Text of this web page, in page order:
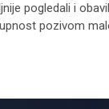
pogledali i
pozivom